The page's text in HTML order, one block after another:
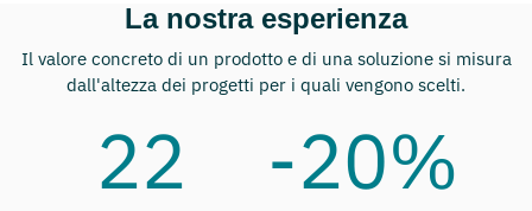
La nostra esperienza
Il valore concreto di un prodotto e di una soluzione si misura
dall'altezza dei progetti per i quali vengono scelti.
22 -20%